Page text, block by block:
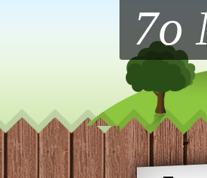
7ο